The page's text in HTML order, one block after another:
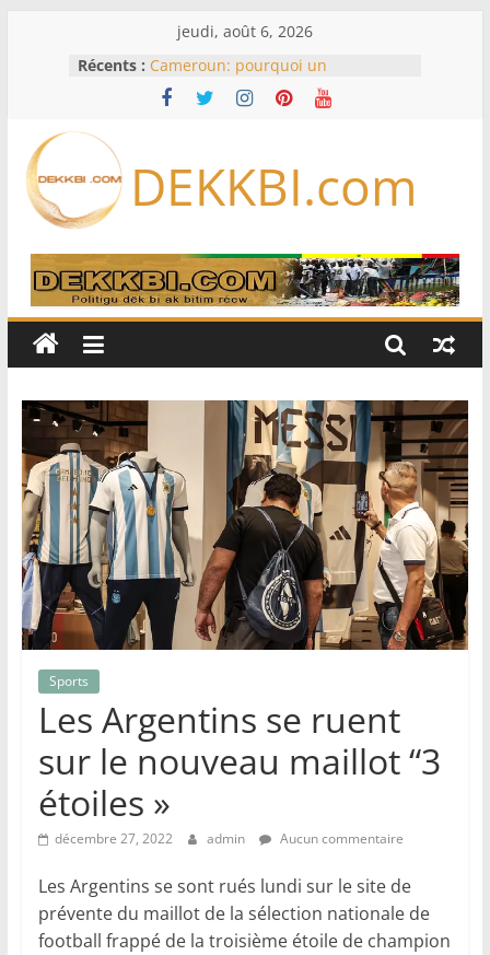
jeudi, août 6, 2026
Récents : Cameroun: pourquoi un
remaniement au sommet de
l’armée alors que Paul Biya est hors
logiciels écrits par l’IA, dominé par
Anthropic et OpenAI
Disney s’associe à TikTok pour tirer
davantage profit de ses univers
légendaires
France – Algérie: l’affaire Mehdi
policière contre le narcotrafic
DEKKBI.com
Sports
Les Argentins se ruent
sur le nouveau maillot “3
étoiles »
décembre 27, 2022 admin Aucun commentaire
Les Argentins se sont rués lundi sur le site de
prévente du maillot de la sélection nationale de
football frappé de la troisième étoile de champion